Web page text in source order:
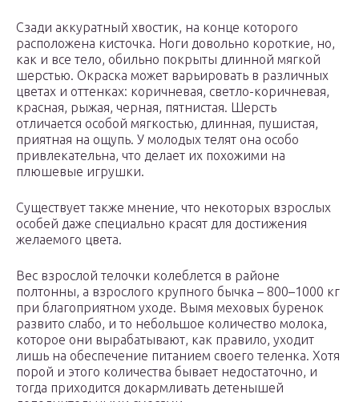
Сзади аккуратный хвостик, на конце которого
расположена кисточка. Ноги довольно короткие, но,
как и все тело, обильно покрыты длинной мягкой
шерстью. Окраска может варьировать в различных
цветах и оттенках: коричневая, светло-коричневая,
красная, рыжая, черная, пятнистая. Шерсть
отличается особой мягкостью, длинная, пушистая,
приятная на ощупь. У молодых телят она особо
привлекательна, что делает их похожими на
плюшевые игрушки.
Существует также мнение, что некоторых взрослых
особей даже специально красят для достижения
желаемого цвета.
Вес взрослой телочки колеблется в районе
полтонны, а взрослого крупного бычка – 800–1000 кг
при благоприятном уходе. Вымя меховых буренок
развито слабо, и то небольшое количество молока,
которое они вырабатывают, как правило, уходит
лишь на обеспечение питанием своего теленка. Хотя
порой и этого количества бывает недостаточно, и
тогда приходится докармливать детенышей